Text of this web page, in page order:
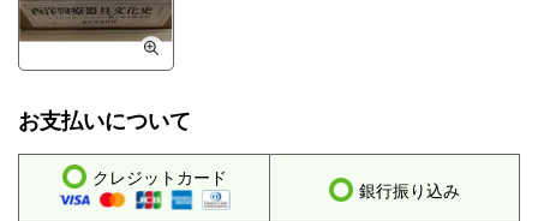
お支払いについて
クレジットカード
銀行振り込み